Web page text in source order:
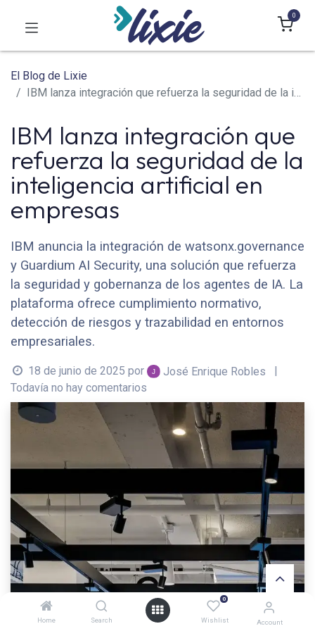
Home Search
0
Wishlist Account
0
El Blog de Lixie
IBM lanza integración que refuerza la seguridad de la inteligencia artificial en empresas
IBM lanza integración que
refuerza la seguridad de la
inteligencia artificial en
empresas
IBM anuncia la integración de watsonx.governance
y Guardium AI Security, una solución que refuerza
la seguridad y gobernanza de los agentes de IA. La
plataforma ofrece cumplimiento normativo,
detección de riesgos y trazabilidad en entornos
empresariales.
18 de junio de 2025 por José Enrique Robles
|
Todavía no hay comentarios